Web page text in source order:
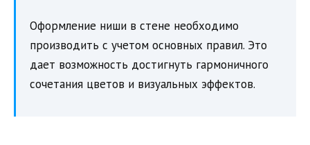
Оформление ниши в стене необходимо
производить с учетом основных правил. Это
дает возможность достигнуть гармоничного
сочетания цветов и визуальных эффектов.